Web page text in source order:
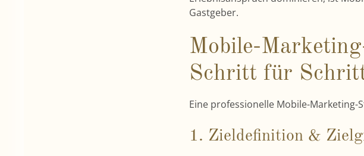
Gastgeber.
Mobile-
Schritt für
Eine professionelle Mobile-
1. Zieldefinition &